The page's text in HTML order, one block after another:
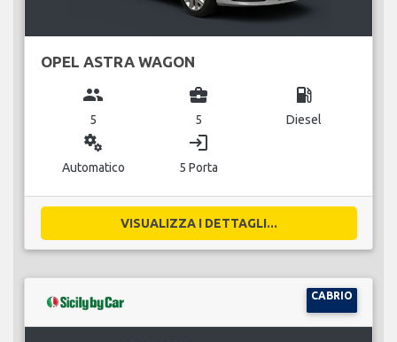
OPEL ASTRA WAGON
group
5
business_center
5
local_gas_station
Diesel
miscellaneous_services
Automatico
login
5 Porta
VISUALIZZA I DETTAGLI...
CABRIO